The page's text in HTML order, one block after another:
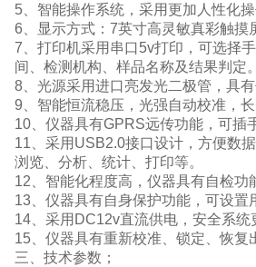
5、智能操作系统，采用更加人性化
6、显示方式：7英寸高灵敏真彩触摸
7、打印机采用串口5v打印，可选择
间、检测机构、样品名称及结果判定。
8、光源采用进口亮发光二极管，具
9、智能恒流稳压，光强自动校准，
10、仪器具有GPRS远传功能，可插
11、采用USB2.0接口设计，方便数
浏览、分析、统计、打印等。
12、智能化程度高，仪器具有自检
13、仪器具有自身保护功能，可设置
14、采用DC12v直流供电，安全系统
15、仪器具有重新校准、锁定、恢复
三、技术参数；